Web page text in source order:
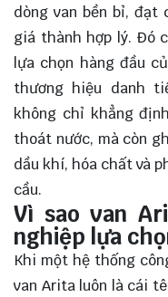
dòng van bền bỉ, đạt
giá thành hợp lý. Đó
lựa chọn hàng đầu
thương hiệu danh
không chỉ khẳng
thoát nước, mà còn
dầu khí, hóa chất và
cầu.
Vì sao van
nghiệp lựa
Khi một hệ thống
van Arita luôn là cái